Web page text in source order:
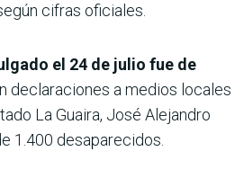
cifras oficiales.
el 24 de julio fue de
declaraciones a medios locales
La Guaira, José Alejandro
1.400 desaparecidos.